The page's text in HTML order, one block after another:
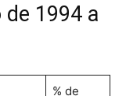
de 1994 a
% de